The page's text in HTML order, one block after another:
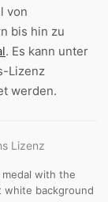
von
bis hin zu
. Es kann unter
Lizenz
werden.
Lizenz
with the
white background